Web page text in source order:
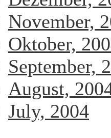
November,
Oktober,
September,
August,
July, 2004